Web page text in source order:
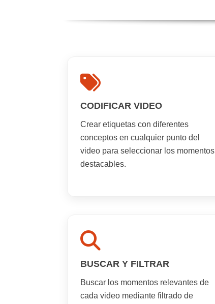
CODIFICAR VIDEO
Crear etiquetas con diferentes
conceptos en cualquier punto del
video para seleccionar los momentos
destacables.
BUSCAR Y FILTRAR
Buscar los momentos relevantes de
cada video mediante filtrado de